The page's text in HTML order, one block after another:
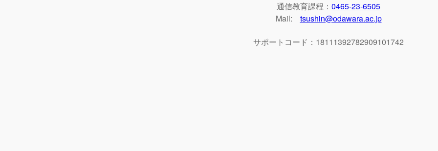
通信教育課程： 0465-23-6505
Mail: tsushin@odawara.ac.jp
サポートコード：18111392782909101742